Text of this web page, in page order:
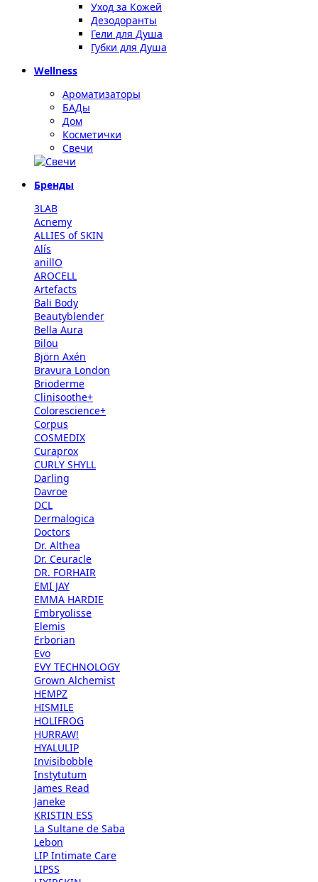
Уход за Кожей
Дезодоранты
Гели для Душа
Губки для Душа
Wellness
Ароматизаторы
БАДы
Дом
Косметички
Свечи
Бренды
3LAB
Acnemy
ALLIES of SKIN
Alís
anillO
AROCELL
Artefacts
Bali Body
Beautyblender
Bella Aura
Bilou
Björn Axén
Bravura London
Brioderme
Clinisoothe+
Colorescience+
Corpus
COSMEDIX
Curaprox
CURLY SHYLL
Darling
Davroe
DCL
Dermalogica
Doctors
Dr. Althea
Dr. Ceuracle
DR. FORHAIR
EMI JAY
EMMA HARDIE
Embryolisse
Elemis
Erborian
Evo
EVY TECHNOLOGY
Grown Alchemist
HEMPZ
HISMILE
HOLIFROG
HURRAW!
HYALULIP
Invisibobble
Instytutum
James Read
Janeke
KRISTIN ESS
La Sultane de Saba
Lebon
LIP Intimate Care
LIPSS